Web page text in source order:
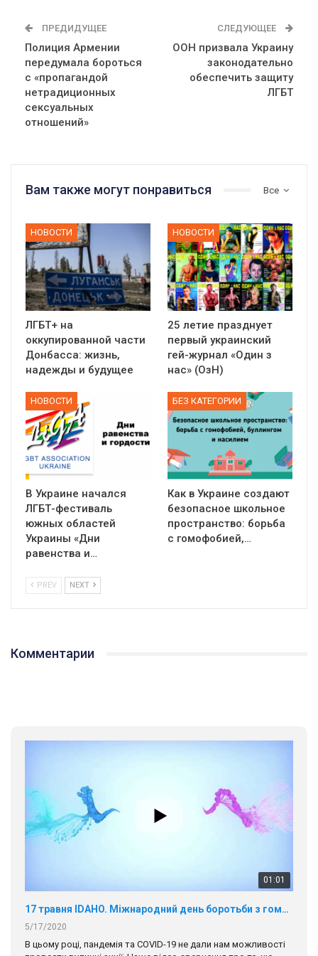
ПРЕДИДУЩЕЕ
Полиция Армении
передумала бороться
с «пропагандой
нетрадиционных
сексуальных
отношений»
СЛЕДУЮЩЕЕ
ООН призвала Украину
законодательно
обеспечить защиту
ЛГБТ
Все
Вам также могут понравиться
НОВОСТИ
ЛГБТ+ на
оккупированной части
Донбасса: жизнь,
надежды и будущее
НОВОСТИ
25 летие празднует
первый украинский
гей-журнал «Один з
нас» (ОзН)
НОВОСТИ
В Украине начался
ЛГБТ-фестиваль
южных областей
Украины «Дни
равенства и…
БЕЗ КАТЕГОРИИ
Как в Украине создают
безопасное школьное
пространство: борьба
с гомофобией,…
PREV NEXT
Комментарии
01:01
17 травня IDAHO. Міжнародний день боротьби з гомофобією трансфобією і біфобія.
5/17/2020
В цьому році, пандемія та COVІD-19 не дали нам можливості